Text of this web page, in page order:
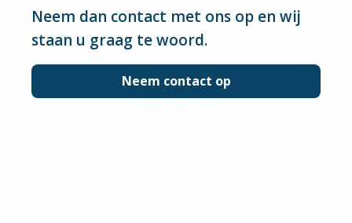
Neem dan contact met ons op en wij
staan u graag te woord.
Neem contact op